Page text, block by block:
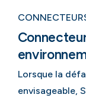
Lorsque la
envisageable,